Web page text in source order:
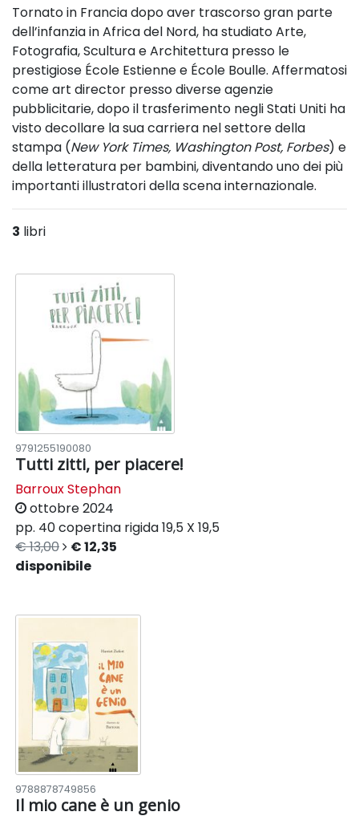
Tornato in Francia dopo aver trascorso gran parte
dell’infanzia in Africa del Nord, ha studiato Arte,
Fotografia, Scultura e Architettura presso le
prestigiose École Estienne e École Boulle. Affermatosi
come art director presso diverse agenzie
pubblicitarie, dopo il trasferimento negli Stati Uniti ha
visto decollare la sua carriera nel settore della
stampa (New York Times, Washington Post, Forbes) e
della letteratura per bambini, diventando uno dei più
importanti illustratori della scena internazionale.
3 libri
9791255190080
Tutti zitti, per piacere!
Barroux Stephan
ottobre 2024
pp. 40copertina rigida19,5 X 19,5
€ 13,00
€ 12,35
disponibile
9788878749856
Il mio cane è un genio